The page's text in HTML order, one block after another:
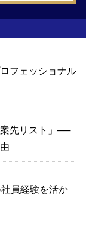
フェッショナル
先リスト」──
員経験を活か